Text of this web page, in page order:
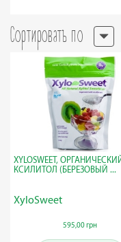
Сортировать по
XYLOSWEET,
КСИЛИТОЛ (БЕРЕЗОВЫЙ ...
XyloSweet
595,00 грн